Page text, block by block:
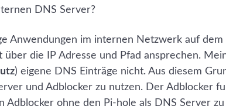
DNS Server?
Anwendungen im internen Netzwerk auf
die IP Adresse und Pfad ansprechen.
) eigene DNS Einträge nicht. Aus diesem
und Adblocker zu nutzen. Der Adblocker
Adblocker ohne den Pi-hole als DNS Server